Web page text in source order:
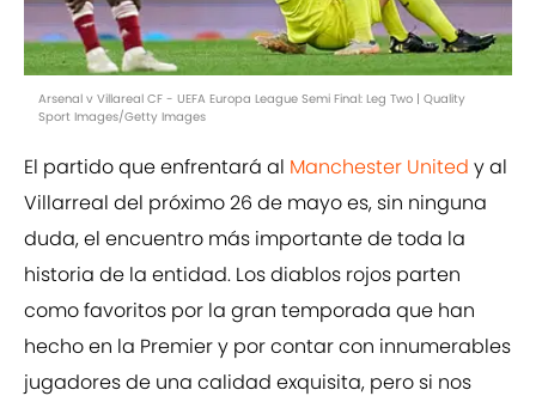
Arsenal v Villareal CF - UEFA Europa League Semi Final: Leg Two | Quality
Sport Images/Getty Images
El partido que enfrentará al Manchester United y al
Villarreal del próximo 26 de mayo es, sin ninguna
duda, el encuentro más importante de toda la
historia de la entidad. Los diablos rojos parten
como favoritos por la gran temporada que han
hecho en la Premier y por contar con innumerables
jugadores de una calidad exquisita, pero si nos